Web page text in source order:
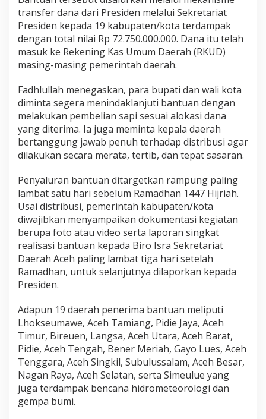
transfer dana dari Presiden melalui Sekretariat
Presiden kepada 19 kabupaten/kota terdampak
dengan total nilai Rp 72.750.000.000. Dana itu telah
masuk ke Rekening Kas Umum Daerah (RKUD)
masing-masing pemerintah daerah.
Fadhlullah menegaskan, para bupati dan wali kota
diminta segera menindaklanjuti bantuan dengan
melakukan pembelian sapi sesuai alokasi dana
yang diterima. Ia juga meminta kepala daerah
bertanggung jawab penuh terhadap distribusi agar
dilakukan secara merata, tertib, dan tepat sasaran.
Penyaluran bantuan ditargetkan rampung paling
lambat satu hari sebelum Ramadhan 1447 Hijriah.
Usai distribusi, pemerintah kabupaten/kota
diwajibkan menyampaikan dokumentasi kegiatan
berupa foto atau video serta laporan singkat
realisasi bantuan kepada Biro Isra Sekretariat
Daerah Aceh paling lambat tiga hari setelah
Ramadhan, untuk selanjutnya dilaporkan kepada
Presiden.
Adapun 19 daerah penerima bantuan meliputi
Lhokseumawe, Aceh Tamiang, Pidie Jaya, Aceh
Timur, Bireuen, Langsa, Aceh Utara, Aceh Barat,
Pidie, Aceh Tengah, Bener Meriah, Gayo Lues, Aceh
Tenggara, Aceh Singkil, Subulussalam, Aceh Besar,
Nagan Raya, Aceh Selatan, serta Simeulue yang
juga terdampak bencana hidrometeorologi dan
gempa bumi.